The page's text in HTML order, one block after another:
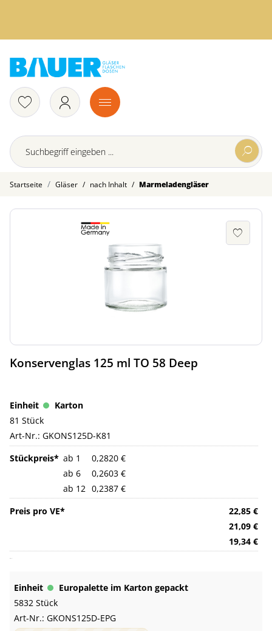
Startseite Gläser / nach Inhalt / Marmeladengläser
Konservenglas 125 ml TO 58 Deep
Karton
81 Stück
Art-Nr.: GKONS125D-K81
ab 1
ab 6
ab 12
0,2820 €
0,2603 €
0,2387 €
22,85 €
21,09 €
19,34 €
Europalette im Karton gepackt
5832 Stück
Art-Nr.: GKONS125D-EPG